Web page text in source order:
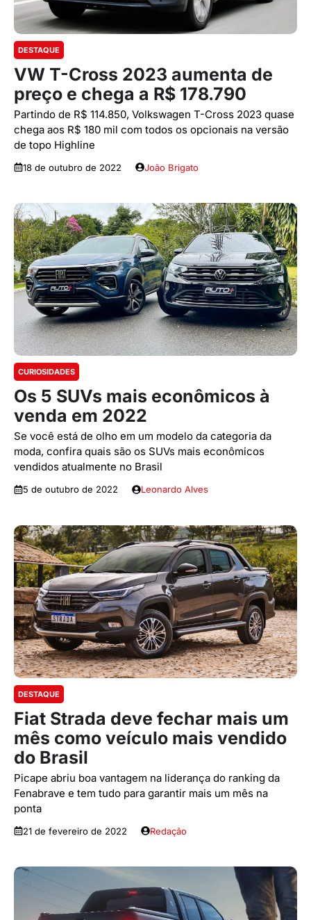
DESTAQUE
VW T-Cross 2023 aumenta de
preço e chega a R$ 178.790
Partindo de R$ 114.850, Volkswagen T-Cross 2023 quase
chega aos R$ 180 mil com todos os opcionais na versão
de topo Highline
18 de outubro de 2022 João Brigato
CURIOSIDADES
Os 5 SUVs mais econômicos à
venda em 2022
Se você está de olho em um modelo da categoria da
moda, confira quais são os SUVs mais econômicos
vendidos atualmente no Brasil
5 de outubro de 2022 Leonardo Alves
DESTAQUE
Fiat Strada deve fechar mais um
mês como veículo mais vendido
do Brasil
Picape abriu boa vantagem na liderança do ranking da
Fenabrave e tem tudo para garantir mais um mês na
ponta
21 de fevereiro de 2022 Redação